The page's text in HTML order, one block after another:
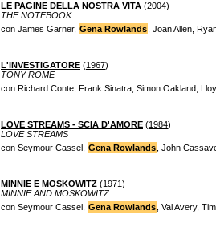
LE PAGINE DELLA NOSTRA VITA (2004)
THE NOTEBOOK
con James Garner, Gena Rowlands , Joan Allen,
L'INVESTIGATORE (1967)
TONY ROME
con Richard Conte, Frank Sinatra, Simon Oakland,
LOVE STREAMS - SCIA D'AMORE (1984)
LOVE STREAMS
con Seymour Cassel, Gena Rowlands , John
MINNIE E MOSKOWITZ (1971)
MINNIE AND MOSKOWITZ
con Seymour Cassel, Gena Rowlands , Val Avery,